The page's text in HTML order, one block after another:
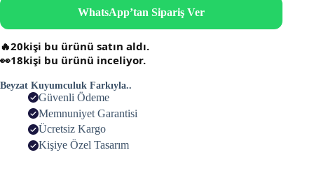
WhatsApp’tan Sipariş Ver
🔥20kişi bu ürünü satın aldı.
👀18kişi bu ürünü inceliyor.
Beyzat Kuyumculuk Farkıyla..
Güvenli Ödeme
Memnuniyet Garantisi
Ücretsiz Kargo
Kişiye Özel Tasarım